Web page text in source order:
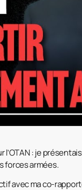
l’OTAN : je
forces armées.
avec ma co-